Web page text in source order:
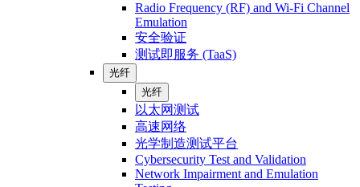
Radio Frequency (RF) and Wi-Fi Channel
Emulation
安全验证
测试即服务 (TaaS)
光纤
光纤
以太网测试
高速网络
光学制造测试平台
Cybersecurity Test and Validation
Network Impairment and Emulation